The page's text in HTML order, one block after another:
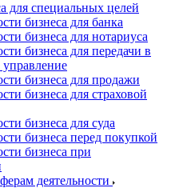
для специальных целей
бизнеса для банка
бизнеса для нотариуса
бизнеса для передачи в
управление
бизнеса для продажи
бизнеса для страховой
бизнеса для суда
бизнеса перед покупкой
бизнеса при
деятельности